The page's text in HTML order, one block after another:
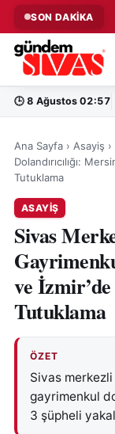
SON DAKİKA
Yangın Paniği!
🕒 8 Ağustos 02:57
Ana Sayfa › Asayiş ›
Dolandırıcılığı:
Tutuklama
ASAYIŞ
Sivas
ve
Tutuklama
ÖZET
Sivas
gayrimenkul
3 şüpheli